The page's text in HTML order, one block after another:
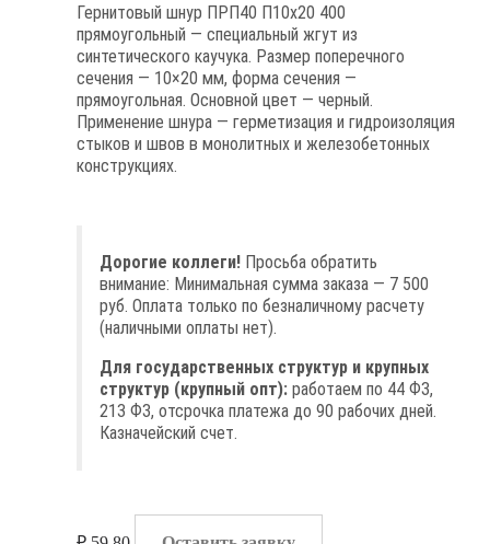
Гернитовый шнур ПРП40 П10х20 400
прямоугольный — специальный жгут из
синтетического каучука. Размер поперечного
сечения — 10×20 мм, форма сечения —
прямоугольная. Основной цвет — черный.
Применение шнура — герметизация и гидроизоляция
стыков и швов в монолитных и железобетонных
конструкциях.
Дорогие коллеги! Просьба обратить
внимание: Минимальная сумма заказа — 7 500
руб. Оплата только по безналичному расчету
(наличными оплаты нет).
Для государственных структур и крупных
структур (крупный опт): работаем по 44 ФЗ,
213 ФЗ, отсрочка платежа до 90 рабочих дней.
Казначейский счет.